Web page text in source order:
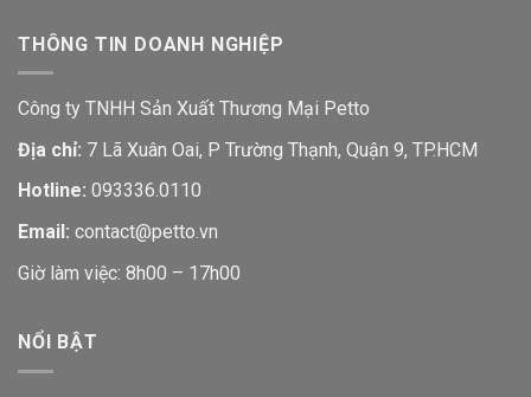
THÔNG TIN DOANH NGHIỆP
Công ty TNHH Sản Xuất Thương Mại Petto
Địa chỉ: 7 Lã Xuân Oai, P Trường Thạnh, Quận 9, TP.HCM
Hotline: 093336.0110
Email: contact@petto.vn
Giờ làm việc: 8h00 – 17h00
NỔI BẬT